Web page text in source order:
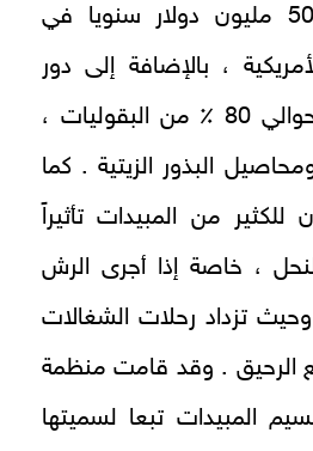
النحل إلى حوالي 50 مليون دولار سنويا في
، بالإضافة إلى دور
الحشرة في تلقيح حوالي 80 ٪ من البقوليات ،
ومحاصيل البذور الزيتية . كما
من المبيدات تأثيراً
، خاصة إذا أجرى الرش
وحيث تزداد رحلات الشغالات
الرحيق . وقد قامت منظمة
المبيدات تبعا لسميتها